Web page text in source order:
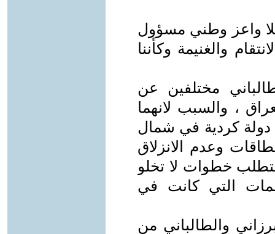
واعز وطني مسؤول
والغنيمة وكأننا
مختلفين عن
، والسبب لانهما
دولة كردية في شمال
وعدم الانزلاق
خطوات لا تخلو
التي كانت في
البرزاني والطالباني من